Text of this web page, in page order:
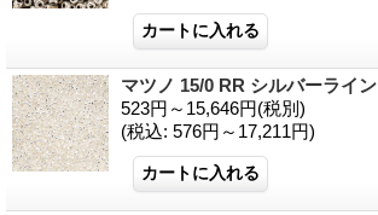
マツノ 15/0 RR シルバーライン
523円～15,646円(税別)
(税込: 576円～17,211円)